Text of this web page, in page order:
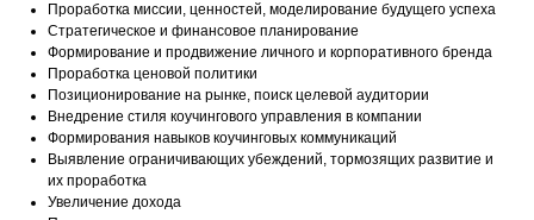
Проработка миссии, ценностей, моделирование будущего успеха
Стратегическое и финансовое планирование
Формирование и продвижение личного и корпоративного бренда
Проработка ценовой политики
Позиционирование на рынке, поиск целевой аудитории
Внедрение стиля коучингового управления в компании
Формирования навыков коучинговых коммуникаций
Выявление ограничивающих убеждений, тормозящих развитие и
их проработка
Увеличение дохода